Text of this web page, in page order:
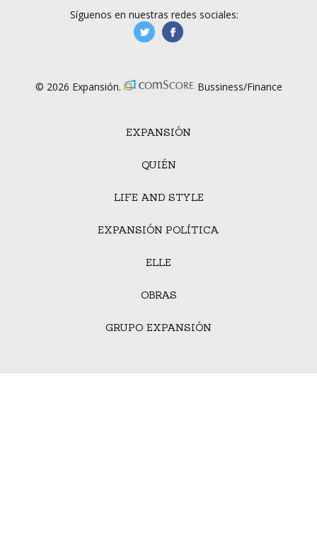
EXPANSIÓN
QUIÉN
LIFE AND STYLE
EXPANSIÓN POLÍTICA
ELLE
OBRAS
GRUPO EXPANSIÓN
Síguenos en nuestras redes sociales:
manufacturaGE
© 2026 Expansión. Bussiness/Finance